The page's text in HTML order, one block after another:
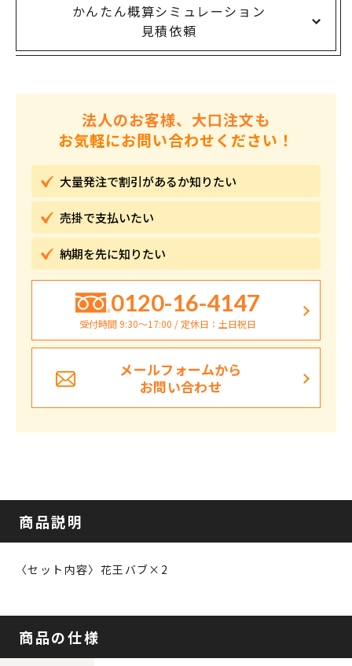
かんたん概算シミュレーション
見積依頼
法人のお客様、大口注文も
お気軽にお問い合わせください！
大量発注で割引があるか知りたい
売掛で支払いたい
納期を先に知りたい
0120-16-4147
受付時間 9:30〜17:00 / 定休日：土日祝日
メールフォームから
お問い合わせ
商品説明
〈セット内容〉花王バブ×2
商品の仕様